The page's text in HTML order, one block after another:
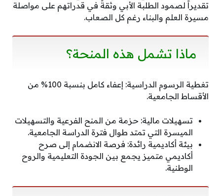
تقديراً لصمود الطلبة الأبي وثقةً في قدراتهم على مواصلة
مسيرة العلم والبناء رغم كل الصعاب.
ماذا تشمل هذه المنحة؟
تغطية الرسوم الدراسية: إعفاء كامل بنسبة 100% من
الأقساط الجامعية.
تسهيلات مالية: حزمة من المنح الفرعية والتسهيلات
الميسرة التي تمتد طوال فترة الدراسة الجامعية.
بيئة أكاديمية رائدة: فرصة الانضمام إلى صرح
أكاديمي متميز يجمع بين الجودة التعليمية والروح
الوطنية.